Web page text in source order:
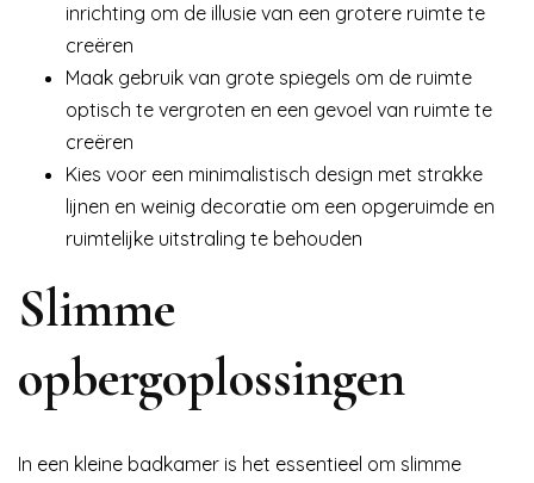
inrichting om de illusie van een grotere ruimte te
creëren
Maak gebruik van grote spiegels om de ruimte
optisch te vergroten en een gevoel van ruimte te
creëren
Kies voor een minimalistisch design met strakke
lijnen en weinig decoratie om een opgeruimde en
ruimtelijke uitstraling te behouden
Slimme
opbergoplossingen
In een kleine badkamer is het essentieel om slimme